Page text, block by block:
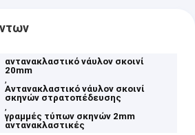
αντανακλαστικό νάυλον σκοινί
20mm
,
Αντανακλαστικό νάυλον σκοινί
σκηνών στρατοπέδευσης
,
γραμμές τύπων σκηνών 2mm
αντανακλαστικές